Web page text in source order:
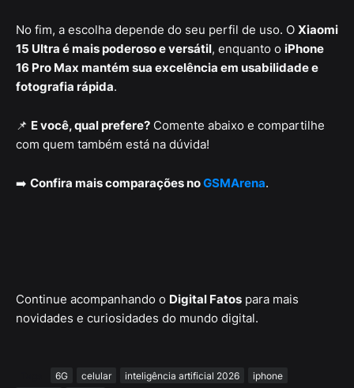
No fim, a escolha depende do seu perfil de uso. O Xiaomi
15 Ultra é mais poderoso e versátil, enquanto o iPhone
16 Pro Max mantém sua excelência em usabilidade e
fotografia rápida.
📌 E você, qual prefere? Comente abaixo e compartilhe
com quem também está na dúvida!
➡️ Confira mais comparações noGSMArena.
Continue acompanhando o Digital Fatos para mais
novidades e curiosidades do mundo digital.
6G celular inteligência artificial 2026
iphone